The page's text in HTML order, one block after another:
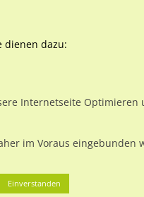
dienen dazu:
Internetseite Optimieren
im Voraus eingebunden
Einverstanden